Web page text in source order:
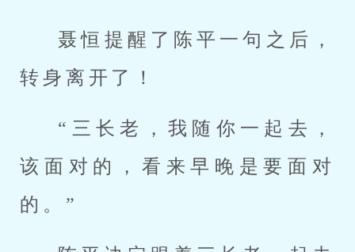
聂恒提醒了陈平一句之后，
转身离开了！
“三长老，我随你一起去，
该面对的，看来早晚是要面对
的。”